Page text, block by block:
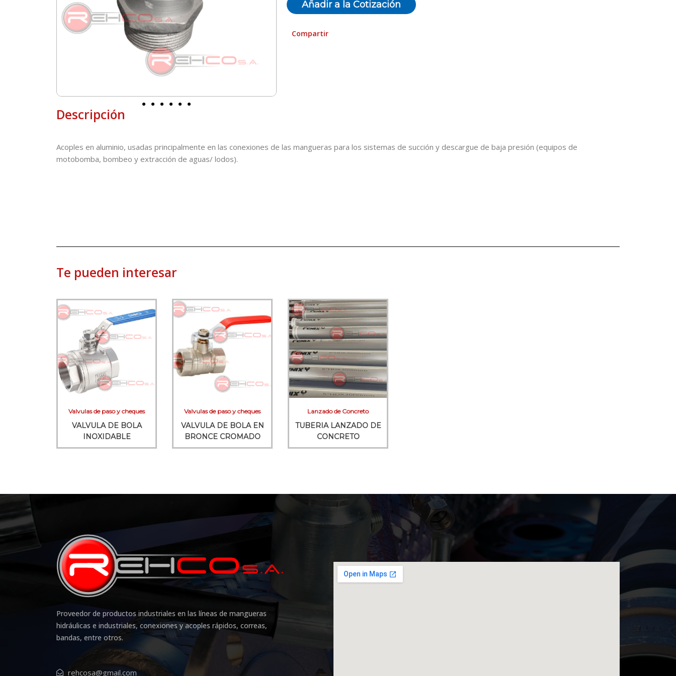
Añadir a la Cotización
Compartir
Descripción
Acoples en aluminio, usadas principalmente en las conexiones de las mangueras para los sistemas de succión y descargue de baja presión (equipos de
motobomba, bombeo y extracción de aguas/ lodos).
Te pueden interesar
Valvulas de paso y cheques
VALVULA DE BOLA
INOXIDABLE
Valvulas de paso y cheques
VALVULA DE BOLA EN
BRONCE CROMADO
Lanzado de Concreto
TUBERIA LANZADO DE
CONCRETO
Proveedor de productos industriales en las líneas de mangueras
hidráulicas e industriales, conexiones y acoples rápidos, correas,
bandas, entre otros.
rehcosa@gmail.com